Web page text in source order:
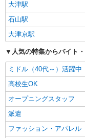
大津駅
石山駅
大津京駅
人気の特集からバイト
ミドル（40代～）活躍中
高校生OK
オープニングスタッフ
派遣
ファッション・アパレル